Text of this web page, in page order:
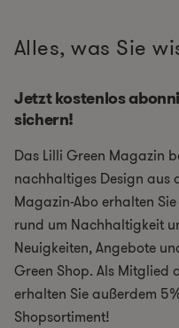
Alles, was Sie
Jetzt kostenlos
sichern!
Das Lilli Green Magazin
nachhaltiges Design aus
Magazin-Abo erhalten
rund um Nachhaltigkeit
Neuigkeiten, Angebote
Green Shop. Als Mitglied
erhalten Sie außerdem
Shopsortiment!